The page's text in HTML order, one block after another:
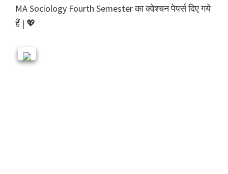
MA Sociology Fourth Semester का क्वेश्चन पेपर्स दिए गये
हैं | 💖